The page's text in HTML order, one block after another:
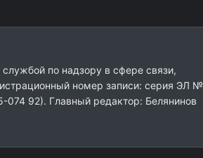
по надзору в сфере связи,
номер записи: серия ЭЛ №
92). Главный редактор: Белянинов